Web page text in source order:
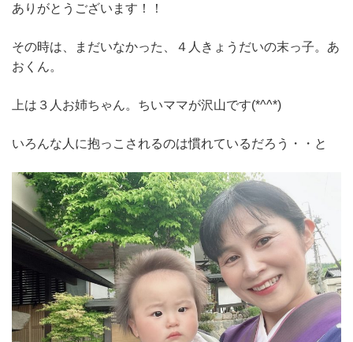
ありがとうございます！！
その時は、まだいなかった、４人きょうだいの末っ子。あ
おくん。
上は３人お姉ちゃん。ちいママが沢山です(*^^*)
いろんな人に抱っこされるのは慣れているだろう・・と